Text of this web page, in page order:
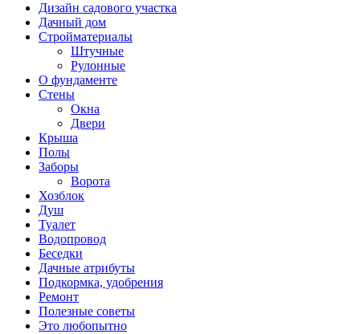
Дизайн садового участка
Дачный дом
Стройматериалы
Штучные
Рулонные
О фундаменте
Стены
Окна
Двери
Крыша
Полы
Заборы
Ворота
Хозблок
Душ
Туалет
Водопровод
Беседки
Дачные атрибуты
Подкормка, удобрения
Ремонт
Полезные советы
Это любопытно